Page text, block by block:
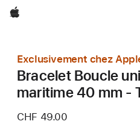
Apple
Exclusivement chez
Bracelet Boucle
maritime 40 mm -
CHF 49.00